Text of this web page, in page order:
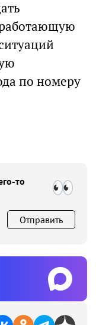
по номеру
то
Отправить